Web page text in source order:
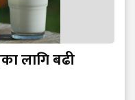
लागि बढी